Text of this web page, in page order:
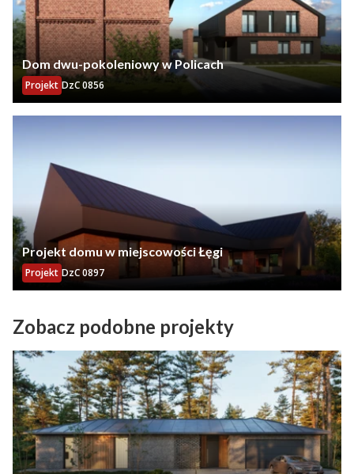
Dom dwu-pokoleniowy w Policach
Projekt DzC 0856
Projekt domu w miejscowości Łęgi
Projekt DzC 0897
Zobacz podobne projekty